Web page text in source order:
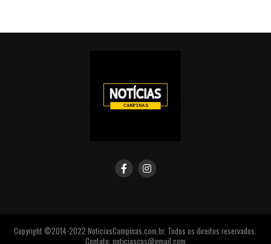
Copyright ©2014-2022 NoticiasCampinas.com.br. Todos os direitos reservados.
Contato: noticiascps@gmail.com